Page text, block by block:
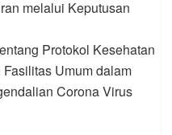
melalui Keputusan
Protokol Kesehatan
Umum dalam
Corona Virus